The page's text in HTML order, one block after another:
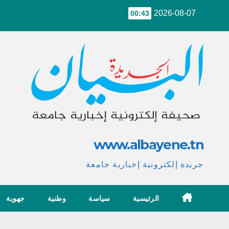
2026-08-07
00:43
www.albayene.tn
جريدة إلكترونية إخبارية جامعة
الرئيسية سياسة وطنية جهوية